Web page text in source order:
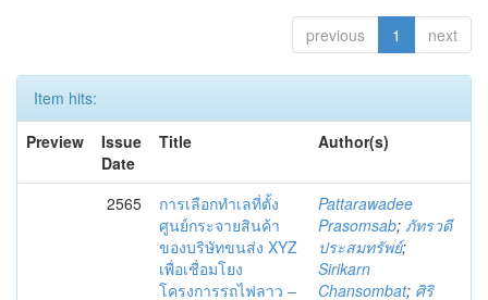
previous 1 next
Item hits:
Preview
Issue
Date
Title Author(s)
2565
การเลือกทำเลที่ตั้ง
ศูนย์กระจายสินค้า
ของบริษัทขนส่ง XYZ
เพื่อเชื่อมโยง
โครงการรถไฟลาว –
Pattarawadee
Prasomsab; ภัทรวดี
ประสมทรัพย์;
Sirikarn
Chansombat; ศิริ